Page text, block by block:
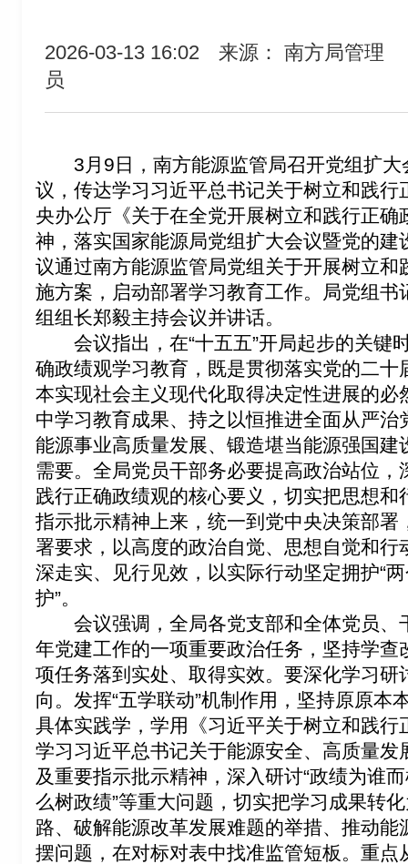
2026-03-13 16:02
来源： 南方局管理
员
3 月9日，南方能源监管局召开党组扩
议，传达学习习近平总书记关于树立和践
央办公厅《关于在全党开展树立和践行正确
神，落实国家能源局党组扩大会议暨党的
议通过南方能源监管局党组关于开展树立
施方案，启动部署学习教育工作。局党组
组组长郑毅主持会议并讲话。
会议指出，在“十五五”开局起步的关键
确政绩观学习教育，既是贯彻落实党的二
本实现社会主义现代化取得决定性进展的
中学习教育成果、持之以恒推进全面从严
能源事业高质量发展、锻造堪当能源强国
需要。全局党员干部务必要提高政治站位
践行正确政绩观的核心要义，切实把思想
指示批示精神上来，统一到党中央决策部
署要求，以高度的政治自觉、思想自觉和
深走实、见行见效，以实际行动坚定拥护“
护”。
会议强调，全局各党支部和全体党员
年党建工作的一项重要政治任务，坚持学
项任务落到实处、取得实效。 要深化学习研
向。发挥“五学联动”机制作用，坚持原原本
具体实践学，学用《习近平关于树立和践
学习习近平总书记关于能源安全、高质量
及重要指示批示精神，深入研讨“政绩为谁
么树政绩”等重大问题，切实把学习成果转
路、破解能源改革发展难题的举措、推动能
摆问题，在对标对表中找准监管短板。重